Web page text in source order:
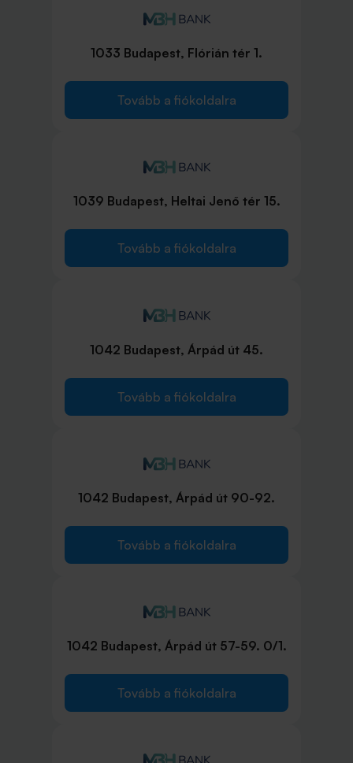
1033 Budapest, Flórián tér 1.
Tovább a fiókoldalra
1039 Budapest, Heltai Jenő tér 15.
Tovább a fiókoldalra
1042 Budapest, Árpád út 45.
Tovább a fiókoldalra
1042 Budapest, Árpád út 90-92.
Tovább a fiókoldalra
1042 Budapest, Árpád út 57-59. 0/1.
Tovább a fiókoldalra